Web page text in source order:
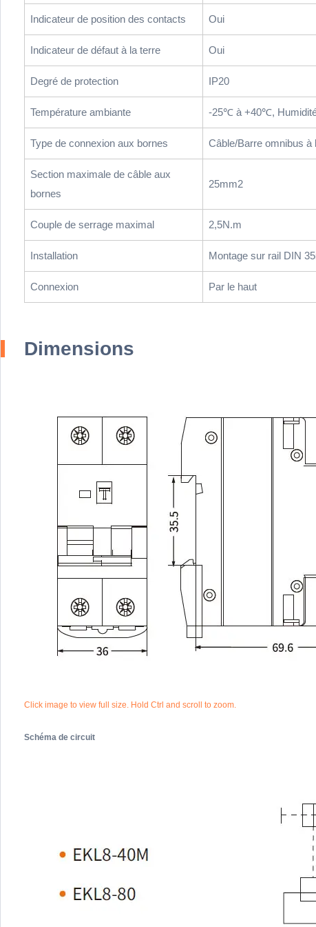
Indicateur de position des contacts Oui
Indicateur de défaut à la terre Oui
Degré de protection IP20
Température ambiante -25℃ à +40℃,
Type de connexion aux bornes Câble/Barre omnibus
Section maximale de câble aux
bornes
25mm2
Couple de serrage maximal 2,5N.m
Installation Montage sur rail DIN
Connexion Par le haut
Dimensions
Click image to view full size. Hold Ctrl and scroll to zoom.
Schéma de circuit